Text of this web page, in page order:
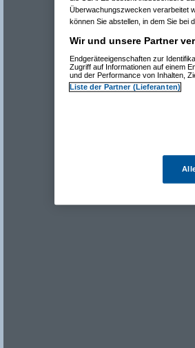
Überwachungszwecken verarbeitet
können Sie abstellen, in dem Sie bei
Wir und unsere Partner
Endgeräteeigenschaften zur
Zugriff auf Informationen auf einem
und der Performance von Inhalten,
Liste der Partner (Lieferanten)